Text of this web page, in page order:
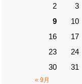
2
3
9
10
16
17
23
24
30
31
« 9月